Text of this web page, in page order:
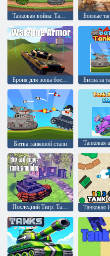
Танковая война: Танковая битва 2D
Броня для зоны боевых действий
Битва танковой стали
Последний Тигр: Танковый Симулятор